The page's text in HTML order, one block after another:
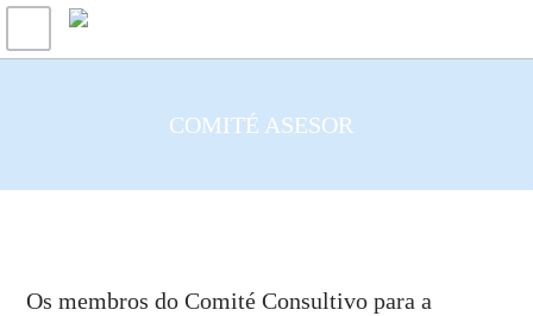
COMITÉ ASESOR
Os membros do Comité Consultivo para a